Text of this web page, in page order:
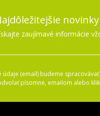
zaujímavé informácie
údaje (email) budeme
písomne, emailom alebo